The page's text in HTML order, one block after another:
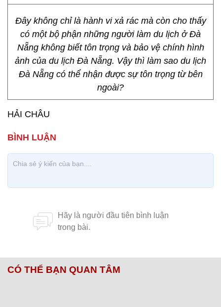
Đây không chỉ là hành vi xả rác mà còn cho thấy
có một bộ phận những người làm du lịch ở Đà
Nẵng không biết tôn trọng và bảo vệ chính hình
ảnh của du lịch Đà Nẵng. Vậy thì làm sao du lịch
Đà Nẵng có thể nhận được sự tôn trọng từ bên
ngoài?
HẢI CHÂU
CÓ THỂ BẠN QUAN TÂM